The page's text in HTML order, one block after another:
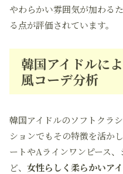
やわらかい雰囲気が加わる
る点が評価されています。
韓国アイドルに
風コーデ分析
韓国アイドルのソフトクラ
ションでもその特徴を活か
ートやAラインワンピース
ど、 女性らしく柔らかいア